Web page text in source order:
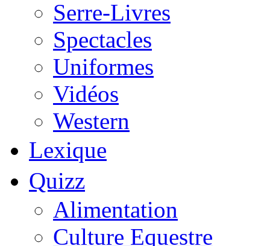
Serre-Livres
Spectacles
Uniformes
Vidéos
Western
Lexique
Quizz
Alimentation
Culture Equestre